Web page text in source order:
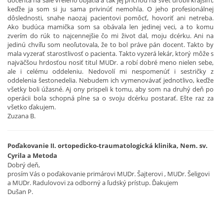
keďže ja som si ju sama privinúť nemohla. O jeho profesionálnej
dôslednosti, snahe naozaj pacientovi pomôcť, hovoriť ani netreba.
Ako budúca mamička som sa obávala len jedinej veci, a to komu
zverím do rúk to najcennejšie čo mi život dal, moju dcérku. Ani na
jedinú chvíľu som neoľutovala, že to bol práve pán docent. Takto by
mala vyzerať starostlivosť o pacienta. Takto vyzerá lekár, ktorý môže s
najväčšou hrdosťou nosiť titul MUDr. a robí dobré meno nielen sebe,
ale i celému oddeleniu. Nedovolí mi nespomenúť i sestričky z
oddelenia šestonedelia. Nebudem ich vymenovávať jednotlivo, keďže
všetky boli úžasné. Aj ony prispeli k tomu, aby som na druhý deň po
operácii bola schopná plne sa o svoju dcérku postarať. Ešte raz za
všetko ďakujem.
Zuzana B.
Poďakovanie II. ortopedicko-traumatologická klinika, Nem. sv.
Cyrila a Metoda
Dobrý deň,
prosím Vás o poďakovanie primárovi MUDr. Šajterovi , MUDr. Šeligovi
a MUDr. Radulovovi za odborný a ľudský prístup. Ďakujem
Dušan P.